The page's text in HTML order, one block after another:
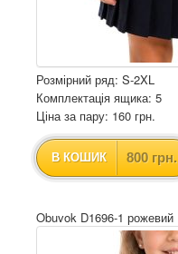
Розмірний ряд: S-2XL
Комплектація ящика: 5
Ціна за пару: 160 грн.
В КОШИК 800 грн.
Obuvok D1696-1 рожевий